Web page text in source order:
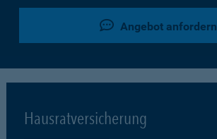
Angebot anfordern
Hausratversicherung